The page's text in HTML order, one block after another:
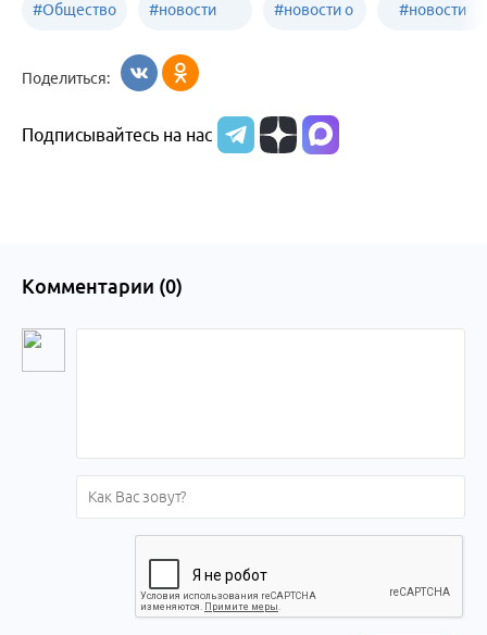
#Общество #новости
образования
#новости о
Алтайского
#новости
Поделиться:
Подписывайтесь на нас
Комментарии (0)